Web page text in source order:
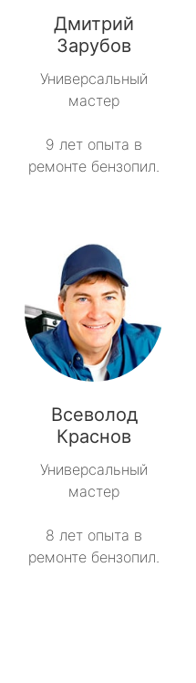
Дмитрий
Зарубов
Универсальный
мастер
9 лет опыта в
ремонте бензопил.
Всеволод
Краснов
Универсальный
мастер
8 лет опыта в
ремонте бензопил.